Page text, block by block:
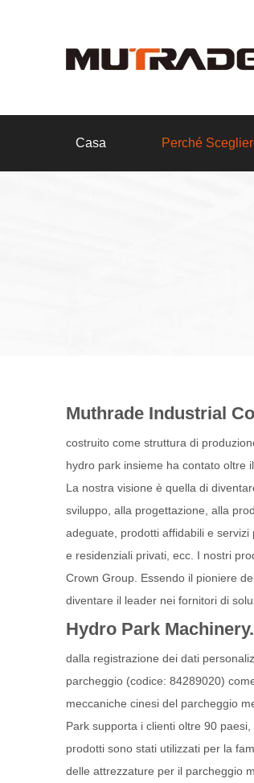
Casa Perché
Muthrade Industrial
costruito come struttura di
hydro park insieme ha contato oltre
La nostra visione è quella di
sviluppo, alla progettazione, alla
adeguate, prodotti affidabili e
e residenziali privati, ecc. I nostri
Crown Group. Essendo il pioniere
diventare il leader nei fornitori di
Hydro Park Machinery.
dalla registrazione dei dati
parcheggio (codice: 84289020)
meccaniche cinesi del parcheggio
Park supporta i clienti oltre 90
prodotti sono stati utilizzati per la
delle attrezzature per il parcheggio